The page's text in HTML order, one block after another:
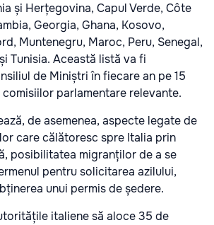
și Herțegovina, Capul Verde, Côte
Georgia, Ghana, Kosovo,
Muntenegru, Maroc, Peru, Senegal,
Tunisia. Această listă va fi
de Miniștri în fiecare an pe 15
parlamentare relevante.
de asemenea, aspecte legate de
care călătoresc spre Italia prin
posibilitatea migranților de a se
pentru solicitarea azilului,
unui permis de ședere.
italiene să aloce 35 de